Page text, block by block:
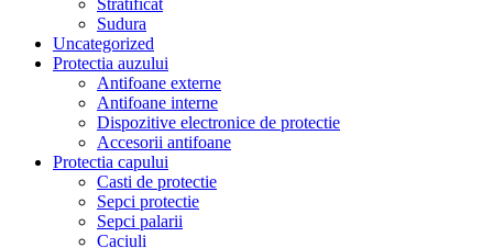
Stratificat
Sudura
Uncategorized
Protectia auzului
Antifoane externe
Antifoane interne
Dispozitive electronice de protectie
Accesorii antifoane
Protectia capului
Casti de protectie
Sepci protectie
Sepci palarii
Caciuli